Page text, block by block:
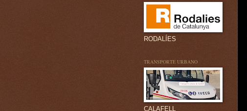
RODALÍES
TRANSPORTE URBANO
CALAFELL